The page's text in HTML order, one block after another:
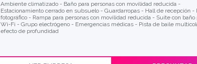
Ambiente climatizado - Baño para personas con movilidad reducida -
Estacionamiento cerrado en subsuelo - Guardarropas - Hall de recepción -
fotográfico - Rampa para personas con movilidad reducida - Suite con baño
Wi-Fi - Grupo electrógeno - Emergencias médicas - Pista de baile
efecto de profundidad